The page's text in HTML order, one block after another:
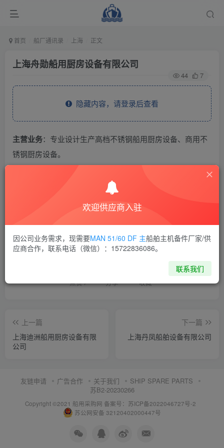
首页 船厂通讯录 上海 正文
上海舟勋船用厨房设备有限公司
44 7
隐藏内容，请登录后查看
主营业务：专业设计生产高档不锈钢船用厨房设备、商用不
锈钢厨房设备。
THE END
上海
喜欢就支持一下吧
点赞7 分享 收藏
上一篇
上海迪洲船用厨房设备有限
公司
下一篇
上海丹凤船舶设备有限公司
友链申请 广告合作 关于我们
SHIP SPARE PARTS
苏B2-20230266
Copyright ©2021 船用采购网 备案号：苏ICP备2022046727号-2
苏公网安备 32120402000447号
欢迎供应商入驻
因公司业务需求，现需要MAN 51/60 DF 主船舶主机备件厂家/供
应商合作，联系电话（微信）：15722836086。
联系我们